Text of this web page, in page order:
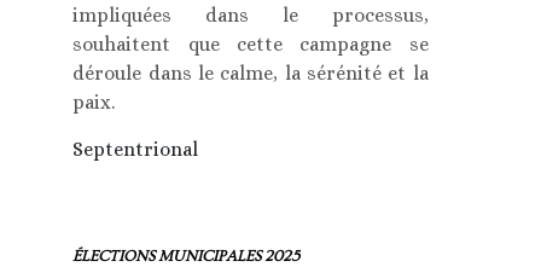
impliquées dans le processus,
souhaitent que cette campagne se
déroule dans le calme, la sérénité et la
paix.
Septentrional
ÉLECTIONS MUNICIPALES 2025